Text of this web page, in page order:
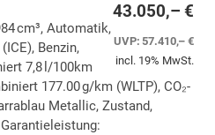
43.050,– €
UVP:57.410,– €
incl. 19% MwSt.
cm³, Automatik,
Benzin,
7,8 l/100km
177.00 g/km (WLTP), CO₂-
Metallic, Zustand,